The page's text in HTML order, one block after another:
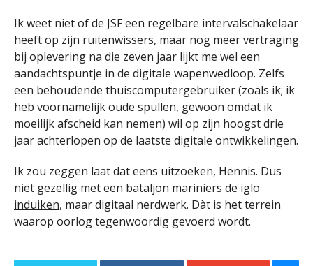
Ik weet niet of de JSF een regelbare intervalschakelaar
heeft op zijn ruitenwissers, maar nog meer vertraging
bij oplevering na die zeven jaar lijkt me wel een
aandachtspuntje in de digitale wapenwedloop. Zelfs
een behoudende thuiscomputergebruiker (zoals ik; ik
heb voornamelijk oude spullen, gewoon omdat ik
moeilijk afscheid kan nemen) wil op zijn hoogst drie
jaar achterlopen op de laatste digitale ontwikkelingen.
Ik zou zeggen laat dat eens uitzoeken, Hennis. Dus
niet gezellig met een bataljon mariniers de iglo
induiken, maar digitaal nerdwerk. Dàt is het terrein
waarop oorlog tegenwoordig gevoerd wordt.